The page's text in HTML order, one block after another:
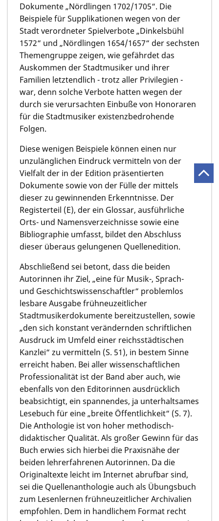
Dokumente „Nördlingen 1702/1705“. Die
Beispiele für Supplikationen wegen von der
Stadt verordneter Spielverbote „Dinkelsbühl
1572“ und „Nördlingen 1654/1657“ der sechsten
Themengruppe zeigen, wie gefährdet das
Auskommen der Stadtmusiker und ihrer
Familien letztendlich - trotz aller Privilegien -
war, denn solche Verbote hatten wegen der
durch sie verursachten Einbuße von Honoraren
für die Stadtmusiker existenzbedrohende
Folgen.
Diese wenigen Beispiele können einen nur
unzulänglichen Eindruck vermitteln von der
Vielfalt der in der Edition präsentierten
Dokumente sowie von der Fülle der mittels
dieser zu gewinnenden Erkenntnisse. Der
Registerteil (E), der ein Glossar, ausführliche
Orts- und Namensverzeichnisse sowie eine
Bibliographie umfasst, bildet den Abschluss
dieser überaus gelungenen Quellenedition.
Abschließend sei betont, dass die beiden
Autorinnen ihr Ziel, „eine für Musik-, Sprach-
und Geschichtswissenschaftler“ problemlos
lesbare Ausgabe frühneuzeitlicher
Stadtmusikerdokumente bereitzustellen, sowie
„den sich konstant verändernden schriftlichen
Ausdruck im Umfeld einer reichsstädtischen
Kanzlei“ zu vermitteln (S. 51), in bestem Sinne
erreicht haben. Bei aller wissenschaftlichen
Professionalität ist der Band aber auch, wie
ebenfalls von den Editorinnen ausdrücklich
beabsichtigt, ein spannendes, ja unterhaltsames
Lesebuch für eine „breite Öffentlichkeit“ (S. 7).
Die Anthologie ist von hoher methodisch-
didaktischer Qualität. Als großer Gewinn für das
Buch erwies sich hierbei die Praxisnähe der
beiden lehrerfahrenen Autorinnen. Da die
Originaltexte leicht im Internet abrufbar sind,
sei die Quellenanthologie auch als Übungsbuch
zum Lesenlernen frühneuzeitlicher Archivalien
empfohlen. Dem in handlichem Format recht